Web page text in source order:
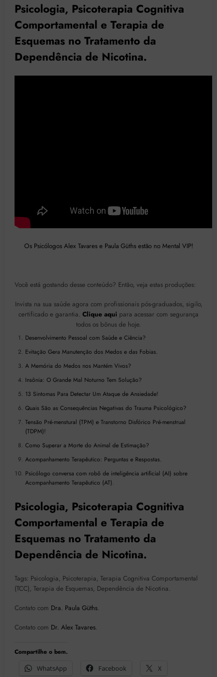
Psicologia, Psicoterapia Cognitiva
Comportamental e Terapia de
Esquemas no Tratamento da
Dependência de Nicotina.
Os Psicólogos Alex Tavares e Paula Güths estão no Mental VIP!
Você está gostando desse conteúdo? Então, veja estas produções:
Invista na sua saúde agora com profissionais pós-graduados, sigilo,
certificado e garantia. Clique aqui para acessar com segurança
todos os bônus de hoje.
Desenvolvimento Pessoal com Saúde e Ciência?
Evitação Gera Manutenção dos Medos e das Fobias.
A Memória do Medos nos Mantém Vivos?
Insônia: O Grande Mal Noturno Tem Solução?
13 Sintomas Para Detectar Um Ataque de Ansiedade!
Quais São as Consequências Negativas do Trauma Psicológico?
Tensão Pré-menstural (TPM) e Transtorno Disfórico Pré-menstrual
(TDPM)!
Como Superar a Morte do Animal de Estimação?
Acompanhamento Terapêutico: Perguntas e Respostas.
Psicólogo conversa com robô de inteligência artificial (AI) sobre
Acompanhamento Terapêutico (AT).
Psicologia, Psicoterapia Cognitiva
Comportamental e Terapia de
Esquemas no Tratamento da
Dependência de Nicotina.
Tags: Psicologia, Psicoterapia, Terapia Cognitiva Comportamental
(TCC), Terapia de Esquemas, Dependência de Nicotina.
Contato com Dra. Paula Güths.
Contato com Dr. Alex Tavares.
Compartilhe o bem.
WhatsApp
Facebook X